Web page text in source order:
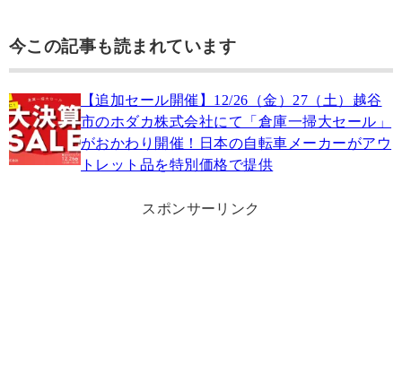
今この記事も読まれています
【追加セール開催】12/26（金）27（土）越谷
市のホダカ株式会社にて「倉庫一掃大セール」
がおかわり開催！日本の自転車メーカーがアウ
トレット品を特別価格で提供
スポンサーリンク